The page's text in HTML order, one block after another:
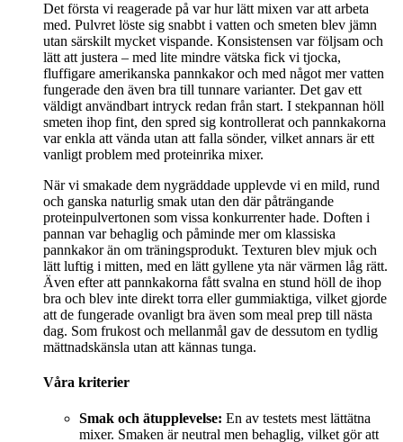
Det första vi reagerade på var hur lätt mixen var att arbeta
med. Pulvret löste sig snabbt i vatten och smeten blev jämn
utan särskilt mycket vispande. Konsistensen var följsam och
lätt att justera – med lite mindre vätska fick vi tjocka,
fluffigare amerikanska pannkakor och med något mer vatten
fungerade den även bra till tunnare varianter. Det gav ett
väldigt användbart intryck redan från start. I stekpannan höll
smeten ihop fint, den spred sig kontrollerat och pannkakorna
var enkla att vända utan att falla sönder, vilket annars är ett
vanligt problem med proteinrika mixer.
När vi smakade dem nygräddade upplevde vi en mild, rund
och ganska naturlig smak utan den där påträngande
proteinpulvertonen som vissa konkurrenter hade. Doften i
pannan var behaglig och påminde mer om klassiska
pannkakor än om träningsprodukt. Texturen blev mjuk och
lätt luftig i mitten, med en lätt gyllene yta när värmen låg rätt.
Även efter att pannkakorna fått svalna en stund höll de ihop
bra och blev inte direkt torra eller gummiaktiga, vilket gjorde
att de fungerade ovanligt bra även som meal prep till nästa
dag. Som frukost och mellanmål gav de dessutom en tydlig
mättnadskänsla utan att kännas tunga.
Våra kriterier
Smak och ätupplevelse: En av testets mest lättätna
mixer. Smaken är neutral men behaglig, vilket gör att